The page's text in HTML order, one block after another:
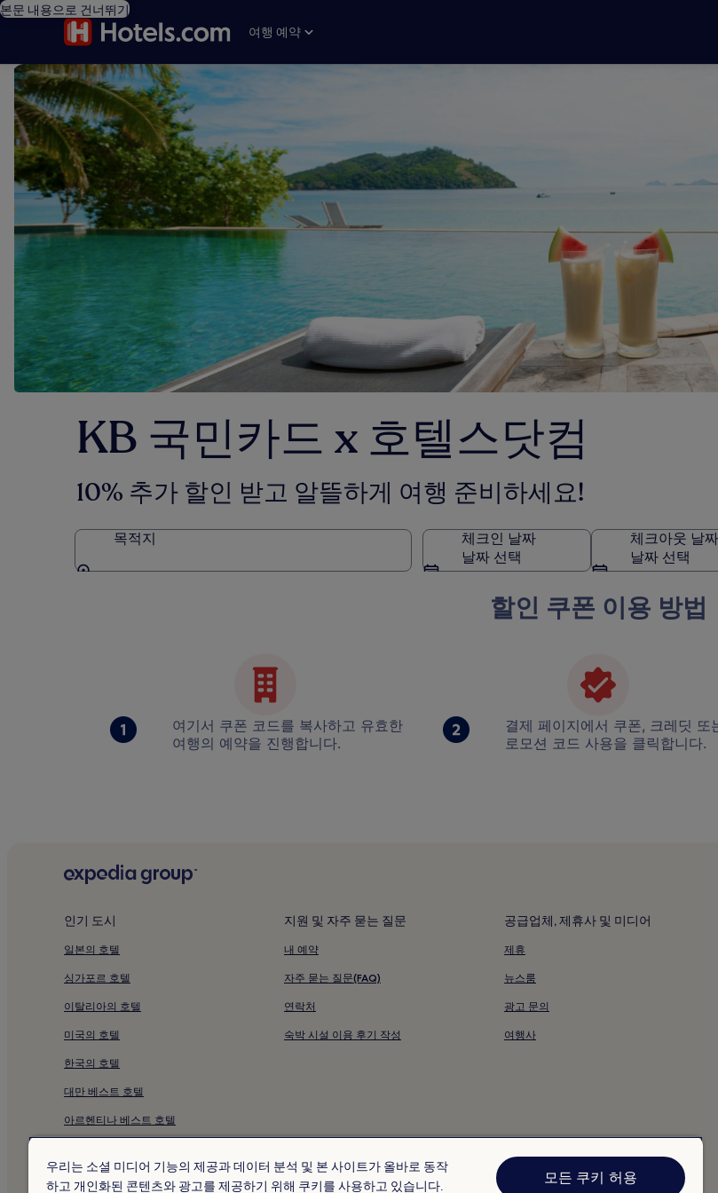
본문 내용으로 건너뛰기
여행 예약
KB 국민카드 x 호텔스닷컴
10% 추가 할인 받고 알뜰하게 여행 준비하세요!
목적지
체크인 날짜
날짜 선택
체크아웃 날짜
날짜 선택
할인 쿠폰 이용 방법
여기서 쿠폰 코드를 복사하고 유효한
여행의 예약을 진행합니다.
결제 페이지에서 쿠폰, 크레딧 또
로모션 코드 사용을 클릭합니다.
인기 도시
일본의 호텔
싱가포르 호텔
이탈리아의 호텔
미국의 호텔
한국의 호텔
대만 베스트 호텔
아르헨티나 베스트 호텔
인도네시아 베스트 호텔
지원 및 자주 묻는 질문
내 예약
자주 묻는 질문(FAQ)
연락처
숙박 시설 이용 후기 작성
공급업체, 제휴사 및 미디어
제휴
뉴스룸
광고 문의
여행사
우리는 소셜 미디어 기능의 제공과 데이터 분석 및 본 사이트가 올바로 동작
하고 개인화된 콘텐츠와 광고를 제공하기 위해 쿠키를 사용하고 있습니다.
모든 쿠키 허용